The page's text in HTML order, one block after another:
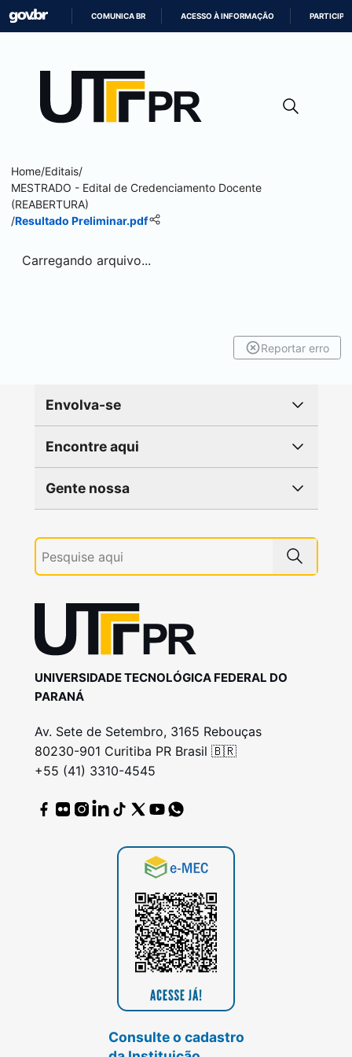
CONTEÚDO
COMUNICA BR ACESSO À INFORMAÇÃO PARTICIPE
Home/Editais/
MESTRADO - Edital de Credenciamento Docente
(REABERTURA)
/Resultado Preliminar.pdf
Carregando arquivo...
Reportar erro
Envolva-se
Encontre aqui
Gente nossa
UNIVERSIDADE TECNOLÓGICA FEDERAL DO
PARANÁ
Av. Sete de Setembro, 3165 Rebouças
80230-901 Curitiba PR Brasil 🇧🇷
+55 (41) 3310-4545
Consulte o cadastro